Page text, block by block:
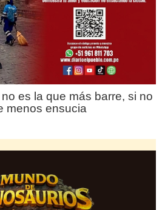
es la que más barre, si no
menos ensucia